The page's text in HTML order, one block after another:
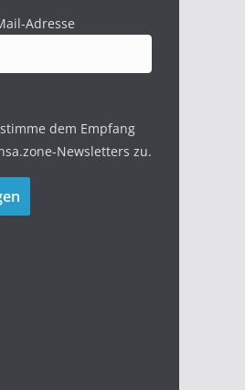
Adresse
dem Empfang
Newsletters zu.